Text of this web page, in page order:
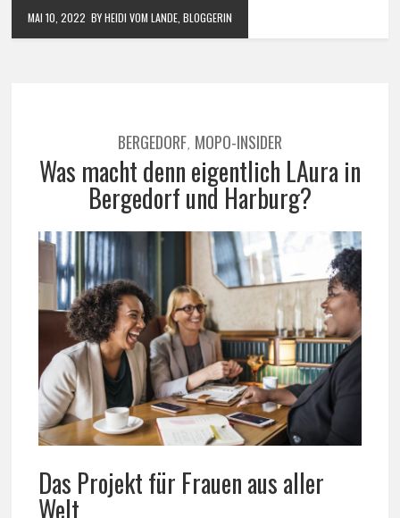
MAI 10, 2022 BY HEIDI VOM LANDE, BLOGGERIN
BERGEDORF, MOPO-INSIDER
Was macht denn eigentlich LAura in
Bergedorf und Harburg?
Das Projekt für Frauen aus aller
Welt.